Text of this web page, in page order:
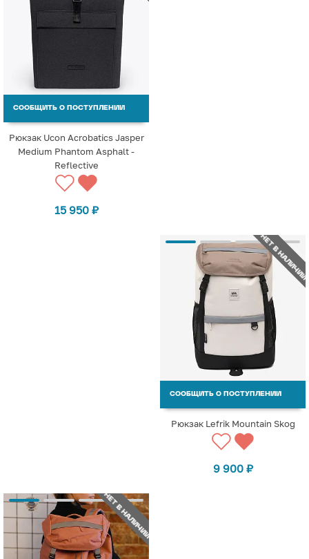
СООБЩИТЬ О ПОСТУПЛЕНИИ
Рюкзак Ucon Acrobatics Jasper
Medium Phantom Asphalt -
Reflective
15 950 ₽
НЕТ В НАЛИЧИИ
СООБЩИТЬ О ПОСТУПЛЕНИИ
Рюкзак Lefrik Mountain Skog
9 900 ₽
НЕТ В НАЛИЧИИ